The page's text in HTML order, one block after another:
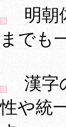
明朝
までも
漢字
性や統